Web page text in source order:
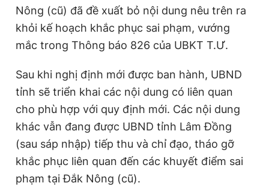
Nông (cũ) đã đề xuất bỏ nội dung nêu trên ra
khỏi kế hoạch khắc phục sai phạm, vướng
mắc trong Thông báo 826 của UBKT T.Ư.
Sau khi nghị định mới được ban hành, UBND
tỉnh sẽ triển khai các nội dung có liên quan
cho phù hợp với quy định mới. Các nội dung
khác vẫn đang được UBND tỉnh Lâm Đồng
(sau sáp nhập) tiếp thu và chỉ đạo, tháo gỡ
khắc phục liên quan đến các khuyết điểm sai
phạm tại Đắk Nông (cũ).